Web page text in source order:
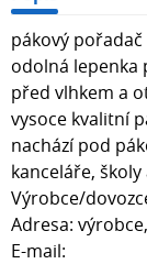
pákový
odolná lepenka
před vlhkem a
vysoce kvalitní
nachází pod
kanceláře, školy
Výrobce/
Adresa:
E-mail: